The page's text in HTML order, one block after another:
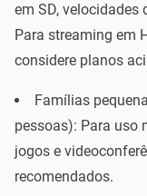
em SD, velocidades
Para streaming em
considere planos
Famílias
pessoas): Para uso
jogos e
recomendados.